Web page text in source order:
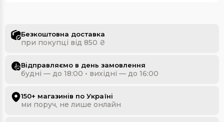
Безкоштовна доставка
при покупці від 850 ₴
Відправляємо в день замовлення
будні — до 18:00 • вихідні — до 16:00
150+ магазинів по Україні
ми поруч, не лише онлайн